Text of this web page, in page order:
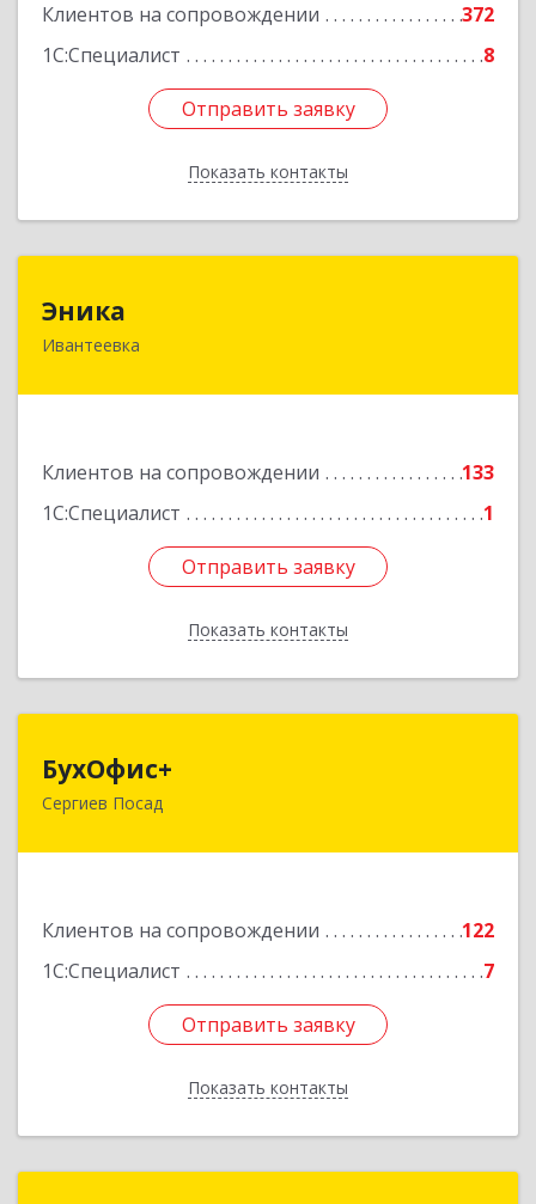
Клиентов на сопровождении
372
1С:Специалист
8
Отправить заявку
Показать контакты
Отправить заявку
Назад
Эника
Ивантеевка
Клиентов на сопровождении
133
1С:Специалист
1
Отправить заявку
Показать контакты
141280, Московская обл, г.о. Пушкинский,
Отправить заявку
Назад
БухОфис+
Сергиев Посад
Клиентов на сопровождении
122
1С:Специалист
7
Отправить заявку
Показать контакты
141304, Московская обл, Сергиево-Посадский
Подробнее
Отправить заявку
Назад